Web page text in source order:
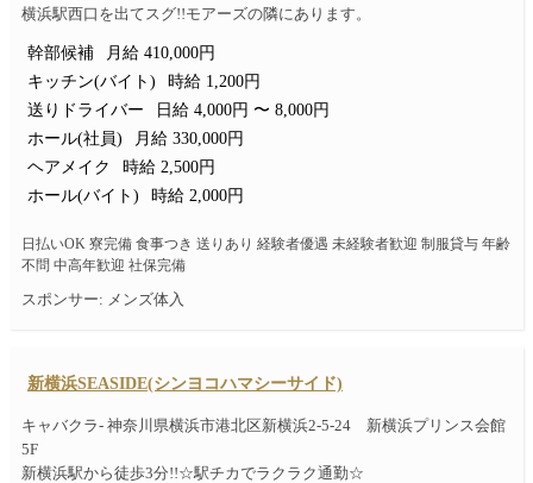
横浜駅西口を出てスグ!!モアーズの隣にあります。
幹部候補
月給 410,000円
キッチン(バイト)
時給 1,200円
送りドライバー
日給 4,000円 〜 8,000円
ホール(社員)
月給 330,000円
ヘアメイク
時給 2,500円
ホール(バイト)
時給 2,000円
日払いOK 寮完備 食事つき 送りあり 経験者優遇 未経験者歓迎 制服貸与 年齢
不問 中高年歓迎 社保完備
スポンサー: メンズ体入
新横浜SEASIDE(シンヨコハマシーサイド)
キャバクラ- 神奈川県横浜市港北区新横浜2-5-24 新横浜プリンス会館
5F
新横浜駅から徒歩3分!!☆駅チカでラクラク通勤☆